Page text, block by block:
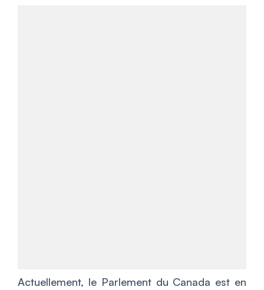
Actuellement, le Parlement du Canada est en